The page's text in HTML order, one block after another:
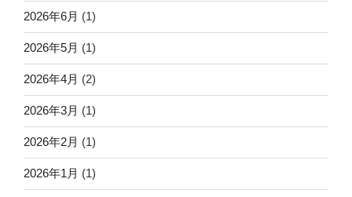
2026年6月 (1)
2026年5月 (1)
2026年4月 (2)
2026年3月 (1)
2026年2月 (1)
2026年1月 (1)